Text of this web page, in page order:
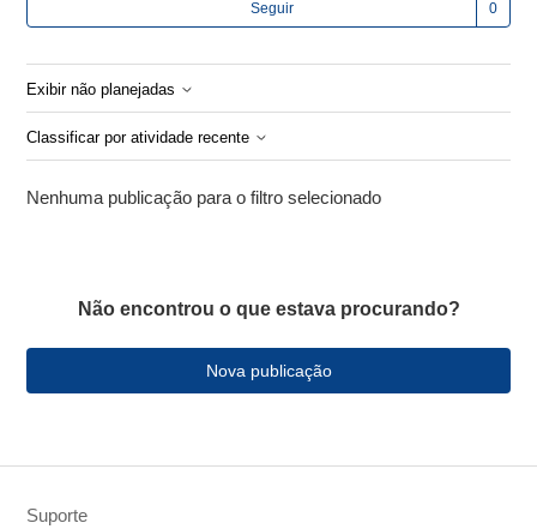
Seguir
Exibir não planejadas
Classificar por atividade recente
Nenhuma publicação para o filtro selecionado
Não encontrou o que estava procurando?
Nova publicação
Suporte